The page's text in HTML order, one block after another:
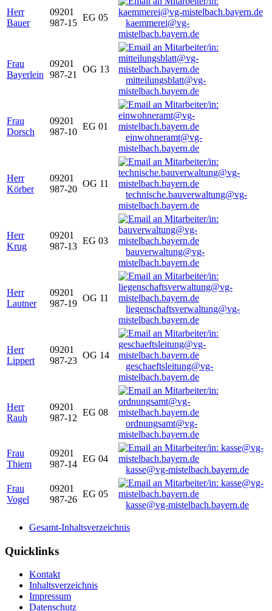
Herr
Bauer
09201
987-15
EG 05
kaemmerei@vg-
mistelbach.bayern.de
Frau
Bayerlein
09201
987-21
OG 13
mitteilungsblatt@vg-
mistelbach.bayern.de
Frau
Dorsch
09201
987-10
EG 01
einwohneramt@vg-
mistelbach.bayern.de
Herr
Körber
09201
987-20
OG 11
technische.bauverwaltung@vg-
mistelbach.bayern.de
Herr
Krug
09201
987-13
EG 03
bauverwaltung@vg-
mistelbach.bayern.de
Herr
Lautner
09201
987-19
OG 11
liegenschaftsverwaltung@vg-
mistelbach.bayern.de
Herr
Lippert
09201
987-23
OG 14
geschaeftsleitung@vg-
mistelbach.bayern.de
Herr
Rauh
09201
987-12
EG 08
ordnungsamt@vg-
mistelbach.bayern.de
Frau
Thiem
09201
987-14
EG 04
kasse@vg-mistelbach.bayern.de
Frau
Vogel
09201
987-26
EG 05
kasse@vg-mistelbach.bayern.de
Gesamt-Inhaltsverzeichnis
Quicklinks
Kontakt
Inhaltsverzeichnis
Impressum
Datenschutz